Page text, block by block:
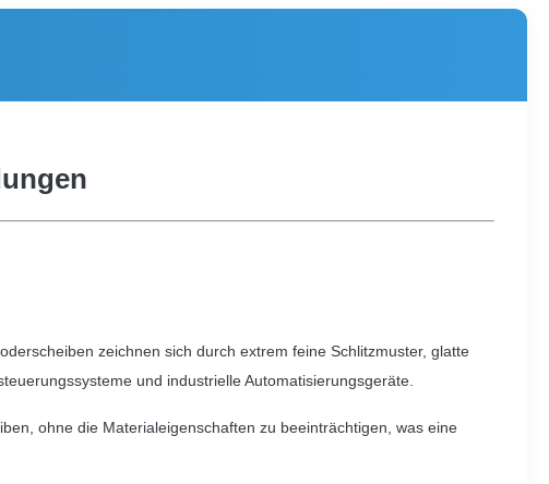
zeichnen sich durch extrem feine Schlitzmuster, glatte
und industrielle Automatisierungsgeräte.
ohne die Materialeigenschaften zu beeinträchtigen, was eine